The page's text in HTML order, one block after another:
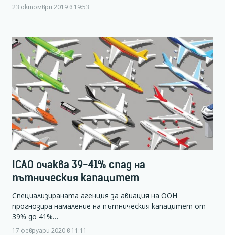
23 октомври 2019 в 19:53
ICAO очаква 39-41% спад на
пътническия капацитет
Специализираната агенция за авиация на ООН
прогнозира намаление на пътническия капацитет от
39% до 41%…
17 февруари 2020 в 11:11